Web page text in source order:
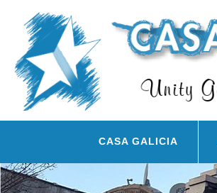
CASA GALICIA